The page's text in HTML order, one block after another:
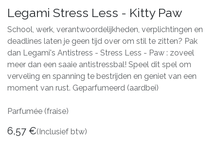
Legami Stress Less - Kitty Paw
School, werk, verantwoordelijkheden, verplichtingen en
deadlines laten je geen tijd over om stil te zitten? Pak
dan Legami's Antistress - Stress Less - Paw : zoveel
meer dan een saaie antistressbal! Speel dit spel om
verveling en spanning te bestrijden en geniet van een
moment van rust. Geparfumeerd (aardbei)
Parfumée (fraise)
6,57 €(Inclusief btw)